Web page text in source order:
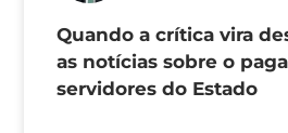
Quando a crítica vira
as notícias sobre o
servidores do Estado